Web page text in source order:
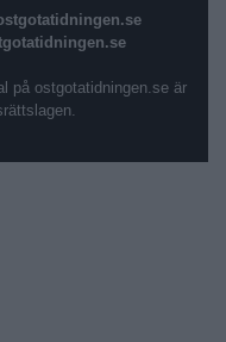
på ostgotatidningen.se är